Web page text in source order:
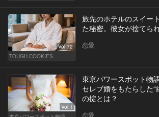
Vol.72
TOUGH COOKIES
旅先のホテルのスイー
た秘密。彼女が捨てら
恋愛
Vol.1
東京パワースポット物
セレブ婚をもたらした“
の掟とは？
恋愛